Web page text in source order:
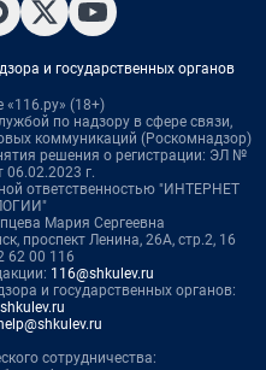
и государственных органов
«116.ру» (18+)
по надзору в сфере связи,
коммуникаций (Роскомнадзор)
решения о регистрации: ЭЛ №
г.
ответственностью "ИНТЕРНЕТ
Мария Сергеевна
проспект Ленина, 26А, стр.2, 16
62 00 116
116@shkulev.ru
и государственных органов:
сотрудничества: